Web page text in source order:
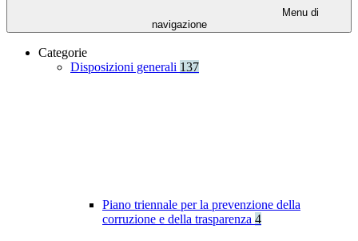
Menu di
navigazione
Categorie
Disposizioni generali 137
Piano triennale per la prevenzione della
corruzione e della trasparenza 4